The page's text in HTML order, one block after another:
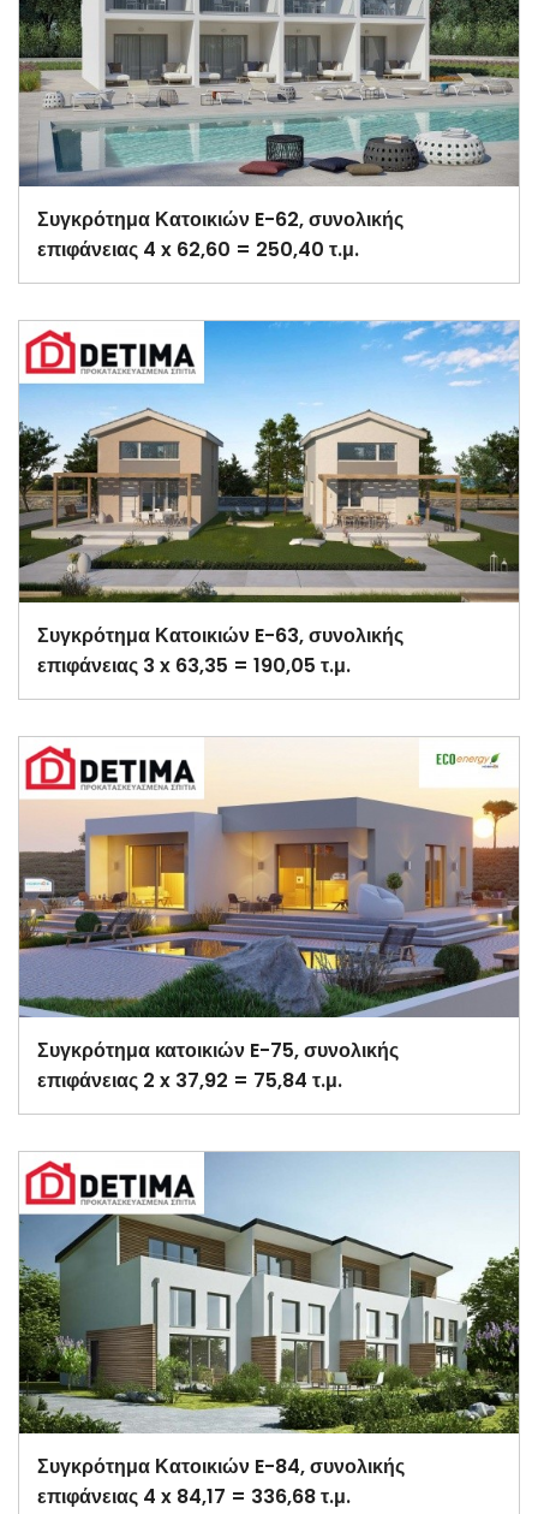
Συγκρότημα Κατοικιών E-62, συνολικής
επιφάνειας 4 x 62,60 = 250,40 τ.μ.
Συγκρότημα Κατοικιών E-63, συνολικής
επιφάνειας 3 x 63,35 = 190,05 τ.μ.
Συγκρότημα κατοικιών E-75, συνολικής
επιφάνειας 2 x 37,92 = 75,84 τ.μ.
Συγκρότημα Κατοικιών E-84, συνολικής
επιφάνειας 4 x 84,17 = 336,68 τ.μ.